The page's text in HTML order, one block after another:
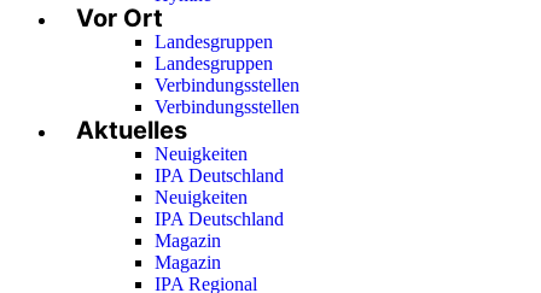
Vor Ort
Landesgruppen
Landesgruppen
Verbindungsstellen
Verbindungsstellen
Aktuelles
Neuigkeiten
IPA Deutschland
Neuigkeiten
IPA Deutschland
Magazin
Magazin
IPA Regional